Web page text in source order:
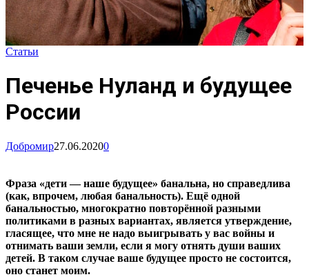
Статьи
Печенье Нуланд и будущее
России
Добромир27.06.20200
Фраза «дети — наше будущее» банальна, но справедлива
(как, впрочем, любая банальность). Ещё одной
банальностью, многократно повторённой разными
политиками в разных вариантах, является утверждение,
гласящее, что мне не надо выигрывать у вас войны и
отнимать ваши земли, если я могу отнять души ваших
детей. В таком случае ваше будущее просто не состоится,
оно станет моим.